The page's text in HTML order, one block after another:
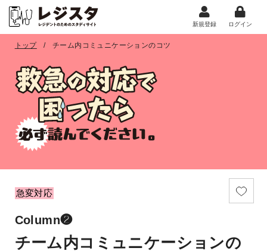
新規登録 ログイン
トップ チーム内コミュニケーションのコツ
急変対応
Column❷
チーム内コミュニケーションの